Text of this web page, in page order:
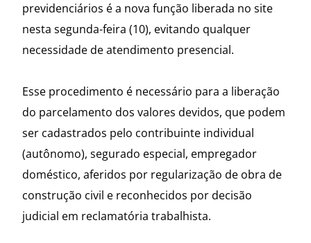
previdenciários é a nova função liberada no site
nesta segunda-feira (10), evitando qualquer
necessidade de atendimento presencial.
Esse procedimento é necessário para a liberação
do parcelamento dos valores devidos, que podem
ser cadastrados pelo contribuinte individual
(autônomo), segurado especial, empregador
doméstico, aferidos por regularização de obra de
construção civil e reconhecidos por decisão
judicial em reclamatória trabalhista.